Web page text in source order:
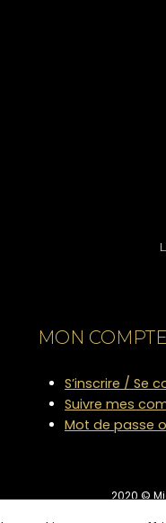
MON COMPTE
S’inscrire / Se
Suivre mes
Mot de passe
2020 ©